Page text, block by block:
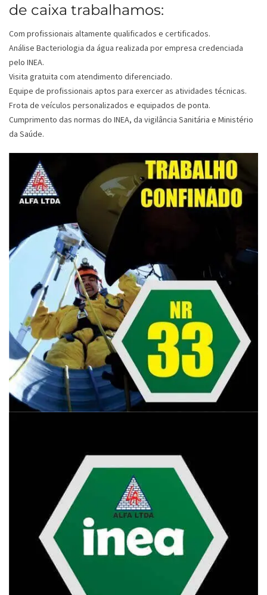
de caixa trabalhamos:
Com profissionais altamente qualificados e certificados.
Análise Bacteriologia da água realizada por empresa credenciada
pelo INEA.
Visita gratuita com atendimento diferenciado.
Equipe de profissionais aptos para exercer as atividades técnicas.
Frota de veículos personalizados e equipados de ponta.
Cumprimento das normas do INEA, da vigilância Sanitária e Ministério
da Saúde.